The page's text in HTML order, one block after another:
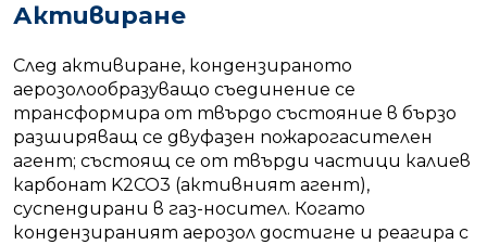
Активиране
След активиране, кондензираното
аерозолообразуващо съединение се
трансформира от твърдо състояние в бързо
разширяващ се двуфазен пожарогасителен
агент; състоящ се от твърди частици калиев
карбонат K2CO3 (активният агент),
суспендирани в газ-носител. Когато
кондензираният аерозол достигне и реагира с